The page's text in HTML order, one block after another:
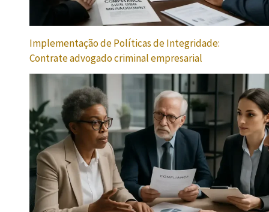
Implementação de Políticas de Integridade:
Contrate advogado criminal empresarial